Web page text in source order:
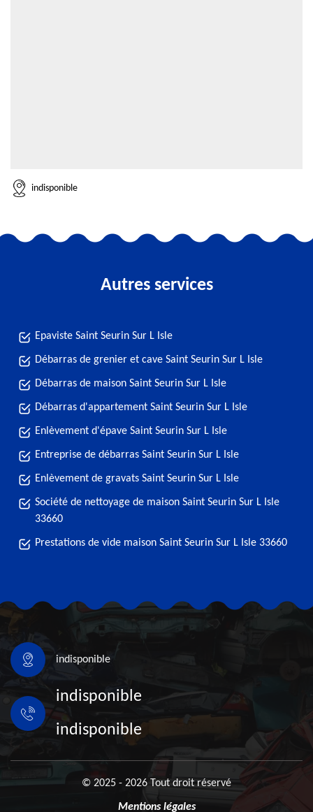
indisponible
Autres services
Epaviste Saint Seurin Sur L Isle
Débarras de grenier et cave Saint Seurin Sur L Isle
Débarras de maison Saint Seurin Sur L Isle
Débarras d'appartement Saint Seurin Sur L Isle
Enlèvement d'épave Saint Seurin Sur L Isle
Entreprise de débarras Saint Seurin Sur L Isle
Enlèvement de gravats Saint Seurin Sur L Isle
Société de nettoyage de maison Saint Seurin Sur L Isle
33660
Prestations de vide maison Saint Seurin Sur L Isle 33660
indisponible
indisponible
indisponible
© 2025 - 2026 Tout droit réservé
Mentions légales